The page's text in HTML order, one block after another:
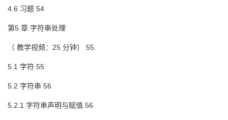
4.6 习题 54
第5 章 字符串处理
（ 教学视频：25 分钟） 55
5.1 字符 55
5.2 字符串 56
5.2.1 字符串声明与赋值 56